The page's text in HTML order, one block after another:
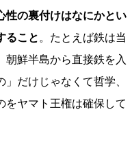
性の裏付けはなにかとい
ること 。たとえば鉄は当
朝鮮半島から直接鉄を入
だけじゃなくて哲学、
をヤマト王権は確保して